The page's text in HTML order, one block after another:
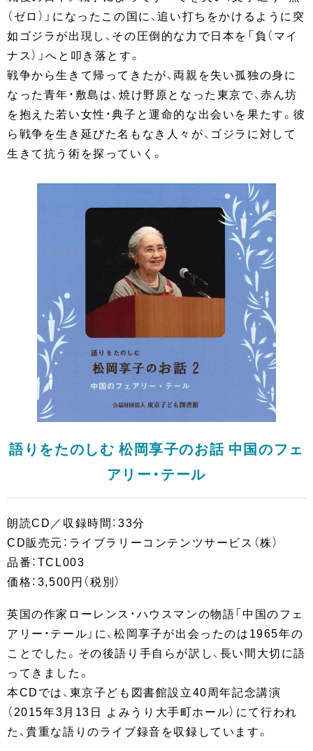
（ゼロ）」になったこの国に、追い打ちをかけるように突
如ゴジラが出現し、その圧倒的な力で日本を「負（マイ
ナス）」へと叩き落とす。
戦争から生きて帰ってきたが、両親を失い孤独の身に
なった青年・敷島は、焼け野原となった東京で、赤ん坊
を抱えた若い女性・典子と運命的な出会いを果たす。彼
ら戦争を生き延びた名もなき人々が、ゴジラに対して
生きて抗う術を探っていく。
語りをたのしむ 松岡享子のお話 中国のフェ
アリー・テール
朗読CD／収録時間：33分
CD販売元：ライブラリーコンテンツサービス（株）
品番：TCL003
価格：3,500円（税別）
英国の作家ローレンス・ハウスマンの物語「中国のフェ
アリー・テール」に、松岡享子が出会ったのは1965年の
ことでした。その後語り手自らが訳し、長い間大切に語
ってきました。
本CDでは、東京子ども図書館設立40周年記念講演
（2015年3月13日 よみうり大手町ホール）にて行われ
た、貴重な語りのライブ録音を収録しています。